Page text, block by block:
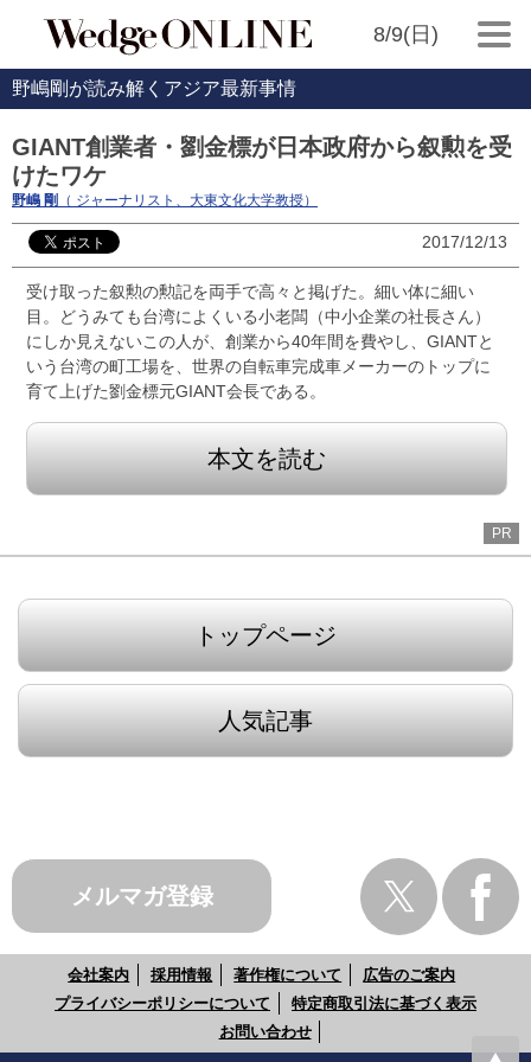
8/9(日)
野嶋剛が読み解くアジア最新事情
GIANT創業者・劉金標が日本政府から叙勲を受
けたワケ
野嶋 剛 （ ジャーナリスト、大東文化大学教授）
2017/12/13
受け取った叙勲の勲記を両手で高々と掲げた。細い体に細い
目。どうみても台湾によくいる小老闆（中小企業の社長さん）
にしか見えないこの人が、創業から40年間を費やし、GIANTと
いう台湾の町工場を、世界の自転車完成車メーカーのトップに
育て上げた劉金標元GIANT会長である。
本文を読む
PR
トップページ
人気記事
メルマガ登録
会社案内 採用情報 著作権について
広告のご案内
プライバシーポリシーについて
特定商取引法に基づく表示
お問い合わせ